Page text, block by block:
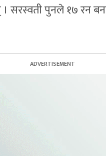
। सरस्वती पुनले १७ रन